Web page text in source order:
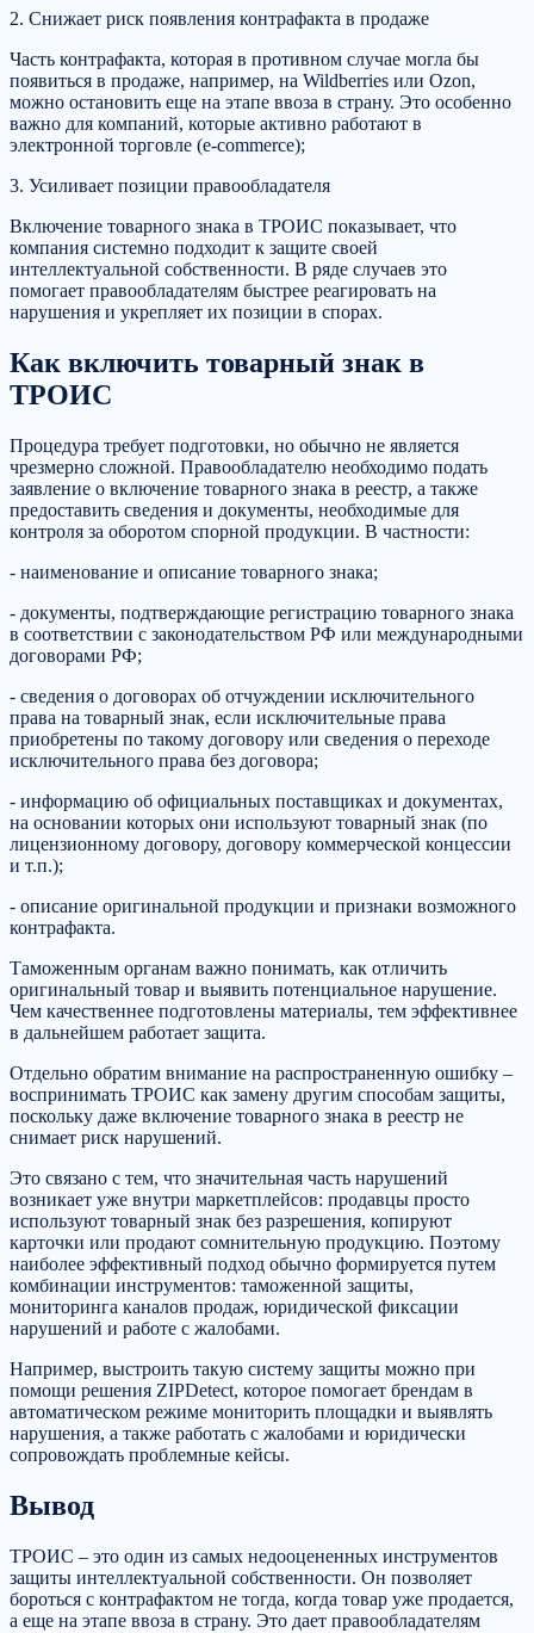
2. Снижает риск появления контрафакта в продаже
Часть контрафакта, которая в противном случае могла бы
появиться в продаже, например, на Wildberries или Ozon,
можно остановить еще на этапе ввоза в страну. Это особенно
важно для компаний, которые активно работают в
электронной торговле (e-сommerce);
3. Усиливает позиции правообладателя
Включение товарного знака в ТРОИС показывает, что
компания системно подходит к защите своей
интеллектуальной собственности. В ряде случаев это
помогает правообладателям быстрее реагировать на
нарушения и укрепляет их позиции в спорах.
Как включить товарный знак в
ТРОИС
Процедура требует подготовки, но обычно не является
чрезмерно сложной. Правообладателю необходимо подать
заявление о включение товарного знака в реестр, а также
предоставить сведения и документы, необходимые для
контроля за оборотом спорной продукции. В частности:
- наименование и описание товарного знака;
- документы, подтверждающие регистрацию товарного знака
в соответствии с законодательством РФ или международными
договорами РФ;
- сведения о договорах об отчуждении исключительного
права на товарный знак, если исключительные права
приобретены по такому договору или сведения о переходе
исключительного права без договора;
- информацию об официальных поставщиках и документах,
на основании которых они используют товарный знак (по
лицензионному договору, договору коммерческой концессии
и т.п.);
- описание оригинальной продукции и признаки возможного
контрафакта.
Таможенным органам важно понимать, как отличить
оригинальный товар и выявить потенциальное нарушение.
Чем качественнее подготовлены материалы, тем эффективнее
в дальнейшем работает защита.
Отдельно обратим внимание на распространенную ошибку –
воспринимать ТРОИС как замену другим способам защиты,
поскольку даже включение товарного знака в реестр не
снимает риск нарушений.
Это связано с тем, что значительная часть нарушений
возникает уже внутри маркетплейсов: продавцы просто
используют товарный знак без разрешения, копируют
карточки или продают сомнительную продукцию. Поэтому
наиболее эффективный подход обычно формируется путем
комбинации инструментов: таможенной защиты,
мониторинга каналов продаж, юридической фиксации
нарушений и работе с жалобами.
Например, выстроить такую систему защиты можно при
помощи решения ZIPDetect, которое помогает брендам в
автоматическом режиме мониторить площадки и выявлять
нарушения, а также работать с жалобами и юридически
сопровождать проблемные кейсы.
Вывод
ТРОИС – это один из самых недооцененных инструментов
защиты интеллектуальной собственности. Он позволяет
бороться с контрафактом не тогда, когда товар уже продается,
а еще на этапе ввоза в страну. Это дает правообладателям